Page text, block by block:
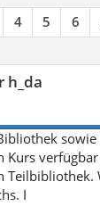
4 5 6
h_da
Kurs
Teilbibliothek.
I